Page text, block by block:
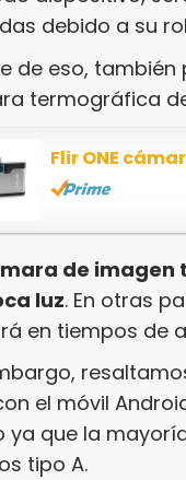
debido a su
de eso,
termográfica
Flir ONE
de imagen
luz. En otras
en tiempos de
el móvil
ya que la
tipo A.